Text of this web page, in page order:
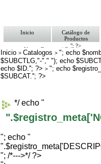
Inicio
Catálogo de
Productos
"; ?>
Ventas Empresa/ Gobierno
Ofertas
Envíos y Formas de Pago
Nosotros
Bolsa de Trabajo
Inicio >Catalogos >"; echo
$SUBCTLG,"-"," "); echo
echo $ID.''; ?>>"; echo
$SUBCAT.''; ?>
*/ echo "
"; echo "
"; /*--->*/ ?>